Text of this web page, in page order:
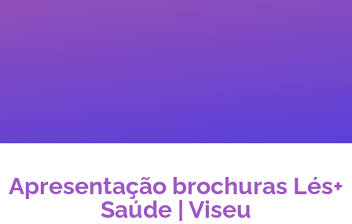
Apresentação brochuras Lés+
Saúde | Viseu